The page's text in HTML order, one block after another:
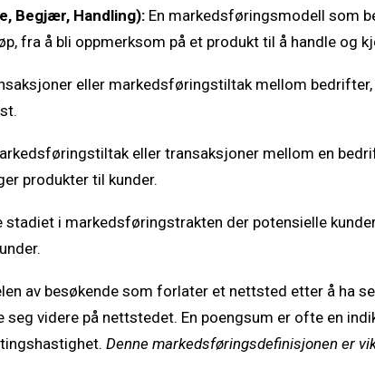
Begjær, Handling): En markedsføringsmodell som
fra å bli oppmerksom på et produkt til å handle og
eller markedsføringstiltak mellom
eller transaksjoner mellom en
produkter til kunder.
stadiet i markedsføringstrakten der potensielle
av besøkende som forlater et nettsted etter å ha
videre på nettstedet. En poengsum er ofte en
Denne markedsføringsdefinisjonen er